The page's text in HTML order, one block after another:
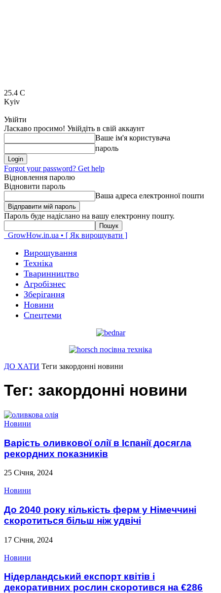
25.4 C
Kyiv
Увійти
Ласкаво просимо! Увійдіть в свій аккаунт
Ваше ім'я користувача
пароль
Forgot your password? Get help
Відновлення паролю
Відновити пароль
Ваша адреса електронної пошти
Пароль буде надіслано на вашу електронну пошту.
GrowHow.in.ua • [ Як вирощувати ]
Вирощування
Техніка
Тваринництво
Агробізнес
Зберігання
Новини
Спецтеми
ДО ХАТИ Теги закордонні новини
Тег: закордонні новини
Новини
Варість оливкової олії в Іспанії досягла
рекордних показників
25 Січня, 2024
Новини
До 2040 року кількість ферм у Німеччині
скоротиться більш ніж удвічі
17 Січня, 2024
Новини
Нідерландський експорт квітів і
декоративних рослин скоротився на €286